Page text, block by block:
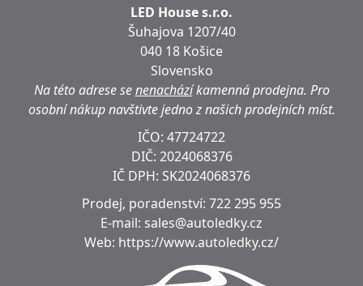
LED House s.r.o.
Šuhajova 1207/40
040 18 Košice
Slovensko
Na této adrese senenacházíkamenná prodejna. Pro
osobní nákup navštivte jedno z našich prodejních míst.
IČO: 47724722
DIČ: 2024068376
IČ DPH: SK2024068376
Prodej, poradenství: 722 295 955
E-mail: sales@autoledky.cz
Web: https://www.autoledky.cz/